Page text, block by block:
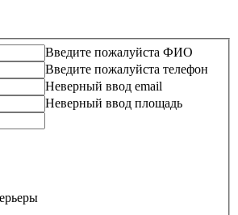
Введите пожалуйста ФИО
Введите пожалуйста телефон
Неверный ввод email
Неверный ввод площадь